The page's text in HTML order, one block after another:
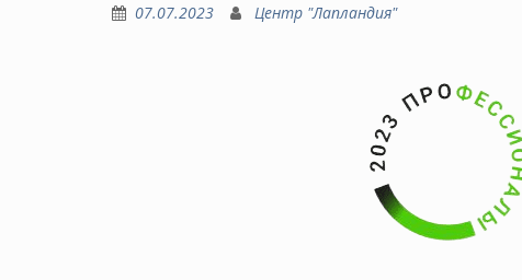
07.07.2023 Центр "Лапландия"